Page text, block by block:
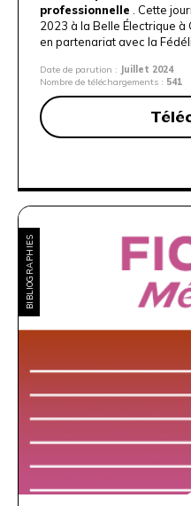
professionnelle . Cette
2023 à la Belle Électrique
en partenariat avec la
Date de parution :
Juillet 2024
Nombre de téléchargements : 541
BIBLIOGRAPHIES